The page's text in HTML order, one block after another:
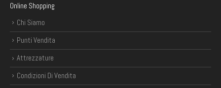
Online Shopping
Chi Siamo
Punti Vendita
Attrezzature
Condizioni Di Vendita